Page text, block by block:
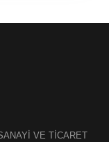
VE TİCARET